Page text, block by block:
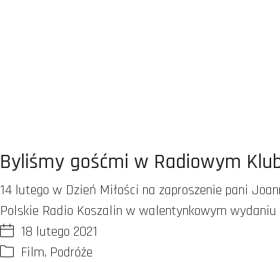
Byliśmy gośćmi w Radiowym
14 lutego w Dzień Miłości na zaproszenie pani
Polskie Radio Koszalin w walentynkowym
18 lutego 2021
Film, Podróże